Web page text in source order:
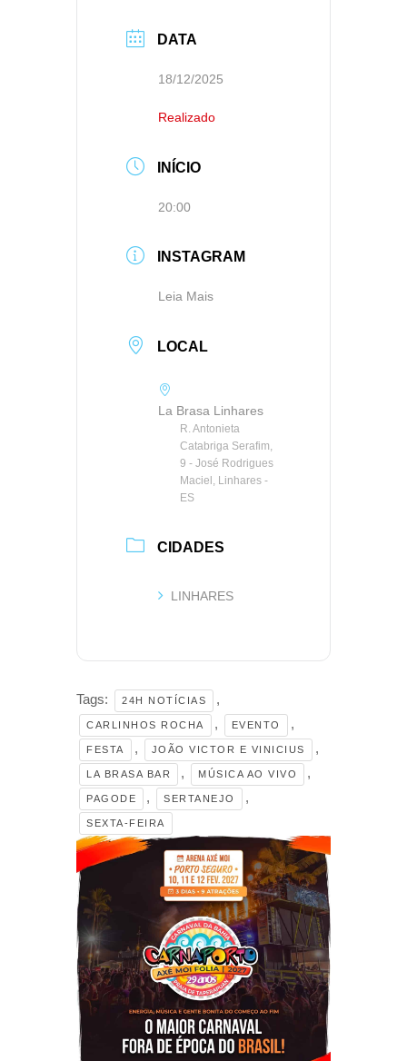
DATA
18/12/2025
Realizado
INÍCIO
20:00
INSTAGRAM
Leia Mais
LOCAL
La Brasa Linhares
R. Antonieta
Catabriga Serafim,
9 - José Rodrigues
Maciel, Linhares -
ES
CIDADES
LINHARES
Tags: 24H NOTÍCIAS ,
CARLINHOS ROCHA , EVENTO ,
FESTA , JOÃO VICTOR E VINICIUS ,
LA BRASA BAR , MÚSICA AO VIVO ,
PAGODE , SERTANEJO ,
SEXTA-FEIRA